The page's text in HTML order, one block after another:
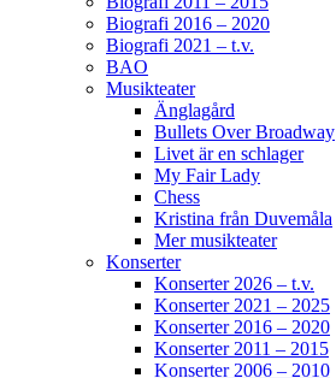
Biografi 2016 – 2020
Biografi 2021 – t.v.
BAO
Musikteater
Änglagård
Bullets Over Broadway
Livet är en schlager
My Fair Lady
Chess
Kristina från Duvemåla
Mer musikteater
Konserter
Konserter 2026 – t.v.
Konserter 2021 – 2025
Konserter 2016 – 2020
Konserter 2011 – 2015
Konserter 2006 – 2010